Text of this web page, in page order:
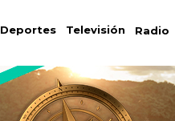
Deportes Televisión Radio